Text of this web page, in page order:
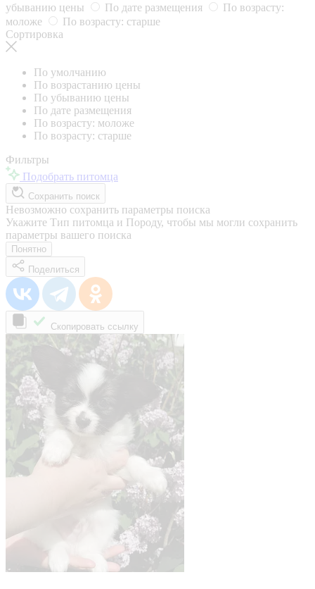
убыванию цены
По дате размещения
По возрасту:
моложе
По возрасту: старше
Сортировка
По умолчанию
По возрастанию цены
По убыванию цены
По дате размещения
По возрасту: моложе
По возрасту: старше
Фильтры
Подобрать питомца
Сохранить поиск
Невозможно сохранить параметры поиска
Укажите Тип питомца и Породу, чтобы мы могли сохранить
параметры вашего поиска
Понятно
Поделиться
Скопировать ссылку